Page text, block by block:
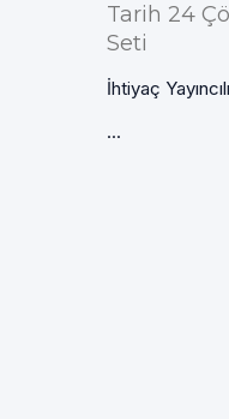
Tarih 24
Seti
İhtiyaç
...